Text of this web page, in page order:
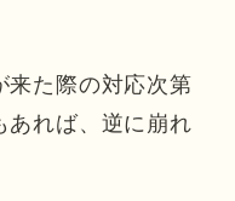
来た際の対応次第
あれば、逆に崩れ